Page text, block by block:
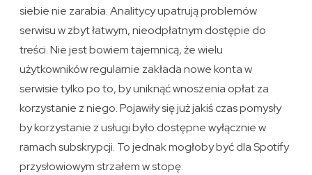
siebie nie zarabia. Analitycy upatrują problemów
serwisu w zbyt łatwym, nieodpłatnym dostępie do
treści. Nie jest bowiem tajemnicą, że wielu
użytkowników regularnie zakłada nowe konta w
serwisie tylko po to, by uniknąć wnoszenia opłat za
korzystanie z niego. Pojawiły się już jakiś czas pomysły
by korzystanie z usługi było dostępne wyłącznie w
ramach subskrypcji. To jednak mogłoby być dla Spotify
przysłowiowym strzałem w stopę.